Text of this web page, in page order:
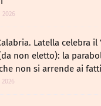
2026
Latella celebra il
non eletto): la
non si arrende ai fatti